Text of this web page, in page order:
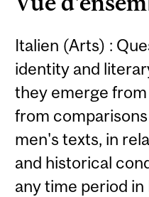
Italien (Arts) :
identity and
they emerge
from
men's texts, in
and historical
any time period